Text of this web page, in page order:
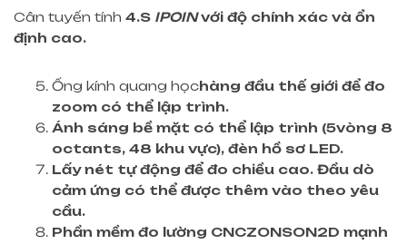
Cân tuyến tính 4.S IPOINvới độ chính xác và ổn
định cao.
Ống kính quang họchàng đầu thế giới để đo
zoom có thể lập trình.
Ánh sáng bề mặt có thể lập trình (5vòng 8
octants, 48 khu vực), đèn hồ sơ LED.
Lấy nét tự động để đo chiều cao. Đầu dò
cảm ứng có thể được thêm vào theo yêu
cầu.
Phần mềm đo lường CNCZONSON2D mạnh